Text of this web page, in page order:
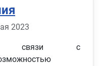
2023
связи с